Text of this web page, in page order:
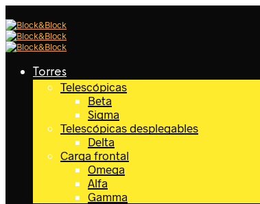
Torres
Telescópicas
Beta
Sigma
Telescópicas desplegables
Delta
Carga frontal
Omega
Alfa
Gamma